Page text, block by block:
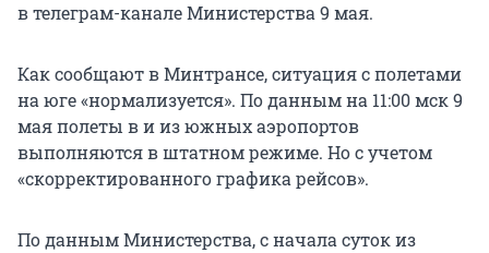
в телеграм-канале Министерства 9 мая.
Как сообщают в Минтрансе, ситуация с полетами
на юге «нормализуется». По данным на 11:00 мск 9
мая полеты в и из южных аэропортов
выполняются в штатном режиме. Но с учетом
«скорректированного графика рейсов».
По данным Министерства, с начала суток из